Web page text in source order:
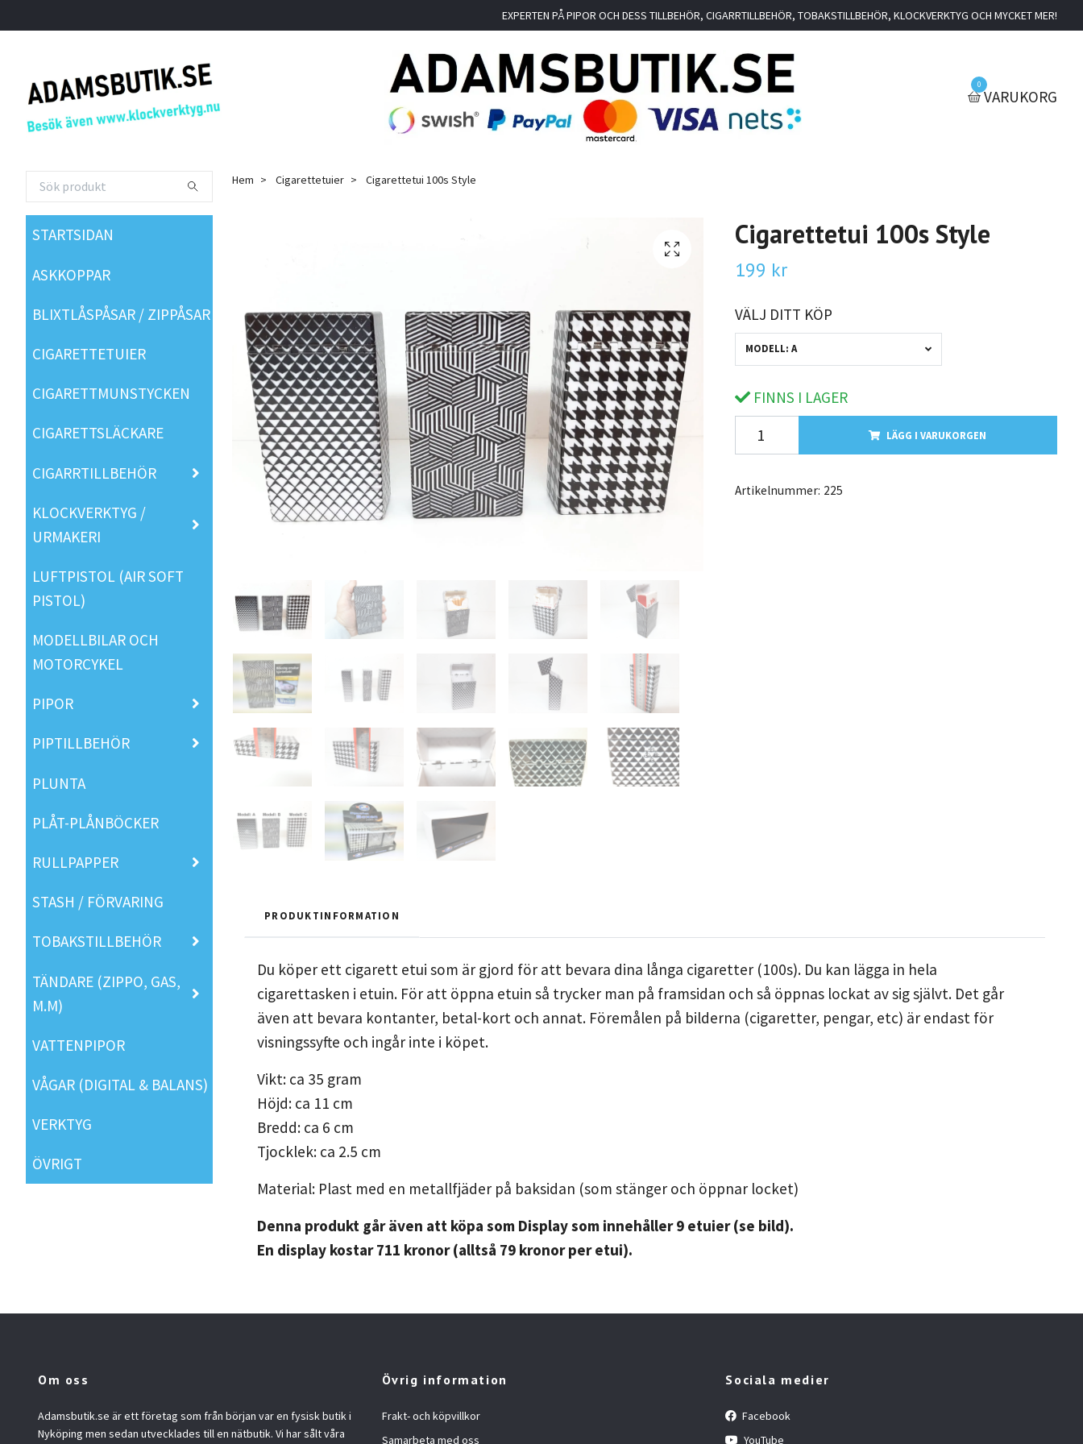
EXPERTEN PÅ PIPOR OCH DESS TILLBEHÖR, CIGARRTILLBEHÖR, TOBAKSTILLBEHÖR, KLOCKVERKTYG OCH MYCKET MER!
0
VARUKORG
STARTSIDAN
ASKKOPPAR
BLIXTLÅSPÅSAR / ZIPPÅSAR
CIGARETTETUIER
CIGARETTMUNSTYCKEN
CIGARETTSLÄCKARE
CIGARRTILLBEHÖR
KLOCKVERKTYG /
URMAKERI
LUFTPISTOL (AIR SOFT
PISTOL)
MODELLBILAR OCH
MOTORCYKEL
PIPOR
PIPTILLBEHÖR
PLUNTA
PLÅT-PLÅNBÖCKER
RULLPAPPER
STASH / FÖRVARING
TOBAKSTILLBEHÖR
TÄNDARE (ZIPPO, GAS,
M.M)
VATTENPIPOR
VÅGAR (DIGITAL & BALANS)
VERKTYG
ÖVRIGT
Hem Cigarettetuier Cigarettetui 100s Style
Cigarettetui 100s Style
199 kr
VÄLJ DITT KÖP
MODELL: A
FINNS I LAGER
LÄGG I VARUKORGEN
Artikelnummer: 225
PRODUKTINFORMATION
Du köper ett cigarett etui som är gjord för att bevara dina långa cigaretter (100s). Du kan lägga in hela
cigarettasken i etuin. För att öppna etuin så trycker man på framsidan och så öppnas lockat av sig självt. Det går
även att bevara kontanter, betal-kort och annat. Föremålen på bilderna (cigaretter, pengar, etc) är endast för
visningssyfte och ingår inte i köpet.
Vikt: ca 35 gram
Höjd: ca 11 cm
Bredd: ca 6 cm
Tjocklek: ca 2.5 cm
Material: Plast med en metallfjäder på baksidan (som stänger och öppnar locket)
Denna produkt går även att köpa som Display som innehåller 9 etuier (se bild).
En display kostar 711 kronor (alltså 79 kronor per etui).
Om oss
Adamsbutik.se är ett företag som från början var en fysisk butik i
Nyköping men sedan utvecklades till en nätbutik. Vi har sålt våra
Övrig information
Frakt- och köpvillkor
Samarbeta med oss
Sociala medier
Facebook
YouTube